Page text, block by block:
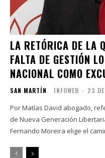
LA RETÓRICA DE LA
FALTA DE GESTIÓN
NACIONAL COMO
SAN MARTÍN INFOWEB - 23
Por Matías David abogado,
de Nueva Generación Libertaria Frente a la crisis, el
Fernando Moreira elige el